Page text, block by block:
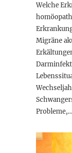
Welche
Migräne
Probleme,…